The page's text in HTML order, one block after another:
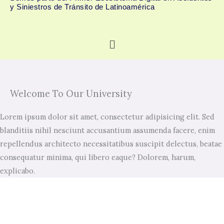
y Siniestros de Tránsito de Latinoamérica
Menú
Welcome To Our University
Lorem ipsum dolor sit amet, consectetur adipisicing elit. Sed
blanditiis nihil nesciunt accusantium assumenda facere, enim
repellendus architecto necessitatibus suscipit delectus, beatae
consequatur minima, qui libero eaque? Dolorem, harum,
explicabo.